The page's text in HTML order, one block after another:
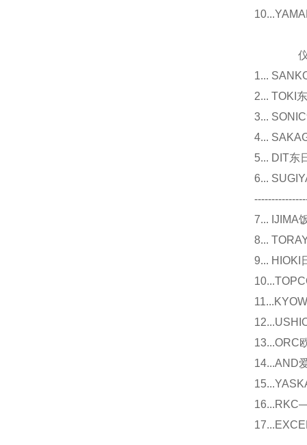
仪器
1...
2... TOKI
3...
4...
5... DIT东
6...
7... IJIMA
8...
9... HIOKI
13...ORC
14...AND